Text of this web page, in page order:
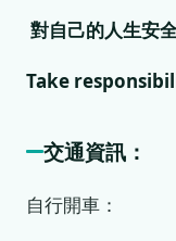
對自己的人生安全
Take
交通資訊：
自行開車：